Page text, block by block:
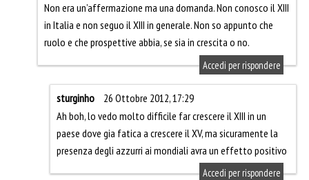
Non era un’affermazione ma una domanda. Non conosco il XIII
in Italia e non seguo il XIII in generale. Non so appunto che
ruolo e che prospettive abbia, se sia in crescita o no.
Accedi per rispondere
sturginho
26 Ottobre 2012, 17:29
Ah boh, lo vedo molto difficile far crescere il XIII in un
paese dove gia fatica a crescere il XV, ma sicuramente la
presenza degli azzurri ai mondiali avra un effetto positivo
Accedi per rispondere